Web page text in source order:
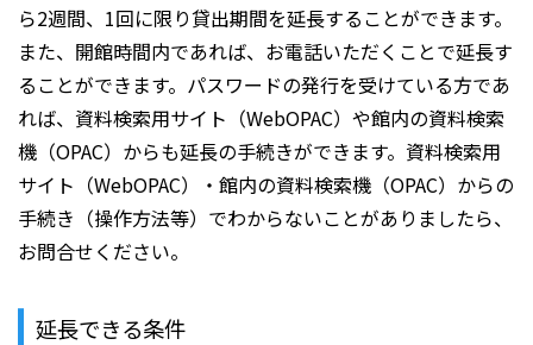
ら2週間、1回に限り貸出期間を延長することができます。
また、開館時間内であれば、お電話いただくことで延長す
ることができます。パスワードの発行を受けている方であ
れば、資料検索用サイト（WebOPAC）や館内の資料検索
機（OPAC）からも延長の手続きができます。資料検索用
サイト（WebOPAC）・館内の資料検索機（OPAC）からの
手続き（操作方法等）でわからないことがありましたら、
お問合せください。
延長できる条件